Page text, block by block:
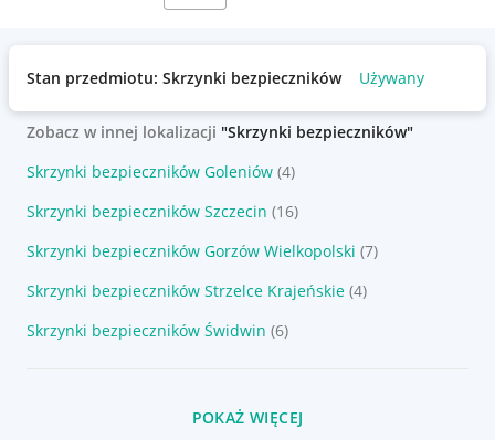
Stan przedmiotu: Skrzynki bezpieczników Używany
Zobacz w innej lokalizacji "Skrzynki bezpieczników"
Skrzynki bezpieczników Goleniów (4)
Skrzynki bezpieczników Szczecin (16)
Skrzynki bezpieczników Gorzów Wielkopolski (7)
Skrzynki bezpieczników Strzelce Krajeńskie (4)
Skrzynki bezpieczników Świdwin (6)
POKAŻ WIĘCEJ